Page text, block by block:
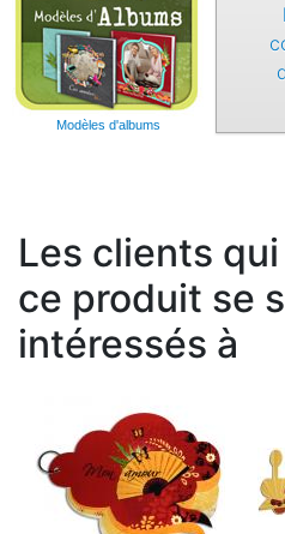
Modèles d'albums
Les clients
ce produit se
intéressés à